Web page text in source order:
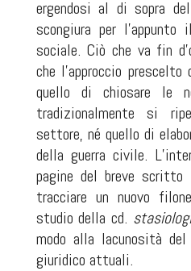
ergendosi al di sopra
scongiura per
sociale. Ciò che va fin
che l’approccio
quello di chiosare le
tradizionalmente si
settore, né quello di
della guerra civile.
pagine del breve scritto
tracciare un nuovo
studio della cd.
modo alla lacunosità
giuridico attuali.